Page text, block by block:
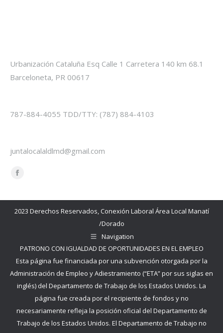
Urbanización Cataluña Esq Calle 1 Carretera 140 km 68.1
Barceloneta, PR 00617
787-884-4055 TDD/TTY: (787) 884-4103
juntalocalaldlmd@gmail.com
Find us on:
Facebook
2023 Derechos Reservados, Conexión Laboral Área Local Manatí
/Dorado
Navigation
PATRONO CON IGUALDAD DE OPORTUNIDADES EN EL EMPLEO
Esta página fue financiada por una subvención otorgada por la
Administración de Empleo y Adiestramiento (“ETA” por sus siglas en
inglés) del Departamento de Trabajo de los Estados Unidos. La
página fue creada por el recipiente de fondos y no
necesariamente refleja la posición oficial del Departamento de
Trabajo de los Estados Unidos. El Departamento de Trabajo no